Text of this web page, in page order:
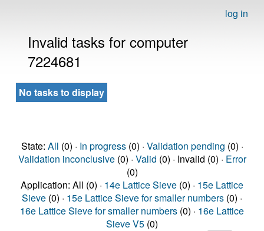
log in
Invalid tasks for computer
7224681
No tasks to display
State: All (0) · In progress(0) · Validation pending (0) ·
Validation inconclusive(0) · Valid (0) · Invalid (0) · Error
(0)
Application: All (0) · 14e Lattice Sieve (0) · 15e Lattice
Sieve (0) · 15e Lattice Sieve for smaller numbers (0) ·
16e Lattice Sieve for smaller numbers (0) · 16e Lattice
Sieve V5 (0)